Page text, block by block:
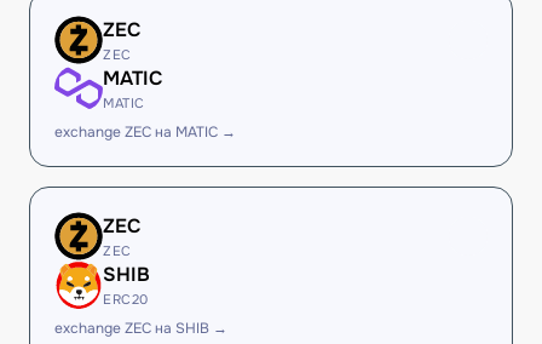
ZEC
ZEC
MATIC
MATIC
exchange ZEC на MATIC →
ZEC
ZEC
SHIB
ERC20
exchange ZEC на SHIB →